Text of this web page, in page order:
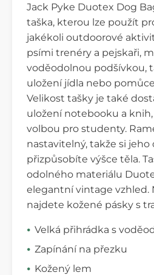
Jack Pyke Duotex Dog
taška, kterou lze použít
jakékoli outdoorové
psími trenéry a pejskaři,
voděodolnou podšívkou,
uložení jídla nebo
Velikost tašky je také
uložení notebooku a
volbou pro studenty.
nastavitelný, takže si
přizpůsobíte výšce těla.
odolného materiálu
elegantní vintage vzhled.
najdete kožené pásky s
Velká přihrádka s
Zapínání na přezku
Kožený lem